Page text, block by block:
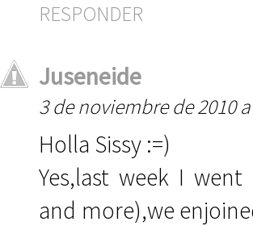
RESPONDER
Juseneide
3 de noviembre de 2010
Holla Sissy :=)
Yes,last week I
and more),we